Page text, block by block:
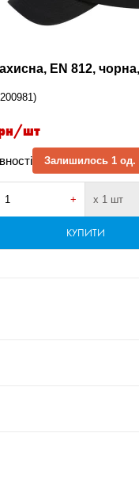
EN 812,
шт
Залишилось 1 од.
+ х 1 шт
КУПИТИ